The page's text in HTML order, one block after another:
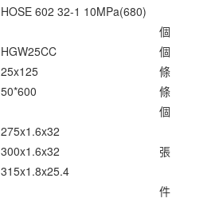
HOSE 602 32-1 10MPa(680)
個
HGW25CC
個
25x125
條
50*600
條
個
275x1.6x32
張
300x1.6x32
315x1.8x25.4
件